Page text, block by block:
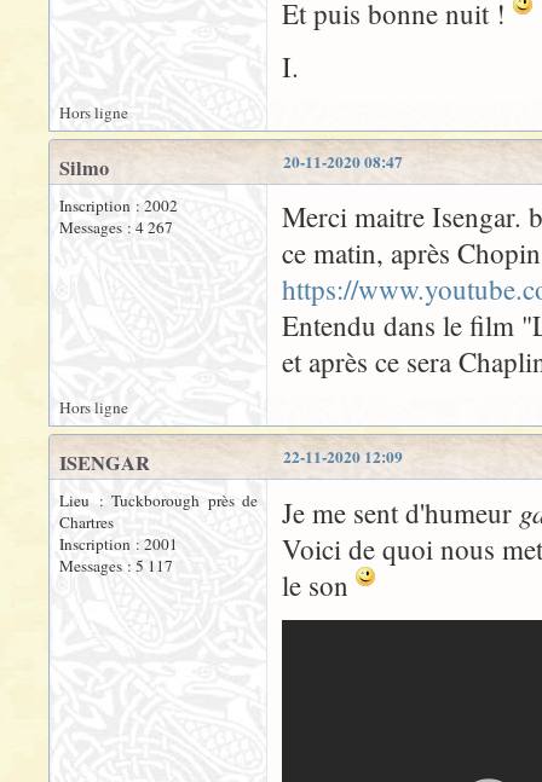
Et puis bonne nuit !
I.
Hors ligne
20-11-2020 08:47
Silmo
Inscription : 2002
Messages : 4 267
Merci maitre Isengar.
ce matin, après
https://
Entendu dans le film
et après ce sera
Hors ligne
22-11-2020 12:09
ISENGAR
Lieu : Tuckborough près de
Chartres
Inscription : 2001
Messages : 5 117
Je me sent d'humeur
Voici de quoi nous
le son